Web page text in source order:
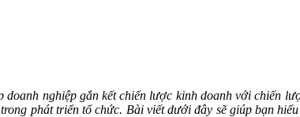
nghiệp gắn kết chiến lược kinh doanh với chiến
phát triển tổ chức. Bài viết dưới đây sẽ giúp bạn